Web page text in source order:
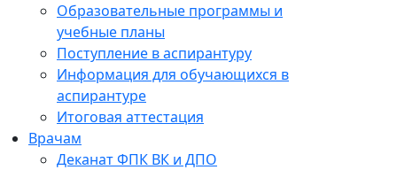
Образовательные программы и
учебные планы
Поступление в аспирантуру
Информация для обучающихся в
аспирантуре
Итоговая аттестация
Врачам
Деканат ФПК ВК и ДПО